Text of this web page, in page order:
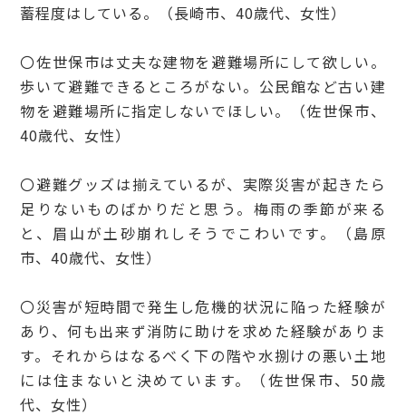
蓄程度はしている。（長崎市、40歳代、女性）
〇佐世保市は丈夫な建物を避難場所にして欲しい。
歩いて避難できるところがない。公民館など古い建
物を避難場所に指定しないでほしい。（佐世保市、
40歳代、女性）
〇避難グッズは揃えているが、実際災害が起きたら
足りないものばかりだと思う。梅雨の季節が来る
と、眉山が土砂崩れしそうでこわいです。（島原
市、40歳代、女性）
〇災害が短時間で発生し危機的状況に陥った経験が
あり、何も出来ず消防に助けを求めた経験がありま
す。それからはなるべく下の階や水捌けの悪い土地
には住まないと決めています。（佐世保市、50歳
代、女性）